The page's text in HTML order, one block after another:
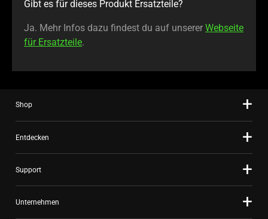
Gibt es für dieses Produkt Ersatzteile?
Ja. Mehr Infos dazu findest du auf unserer Webseite
für Ersatzteile.
Shop
Entdecken
Support
Unternehmen